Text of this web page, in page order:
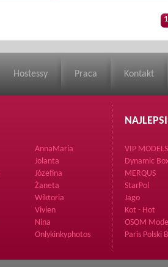
1
Hostessy Praca Kontakt
AnnaMaria
Jolanta
Józefina
Żaneta
Wiktoria
Vivien
Nina
Onlykinkyphotos
VIP MODELS
Dynamic
MERQUS
StarPol
Jago
Kot - Hot
OSOM
Paris Polski